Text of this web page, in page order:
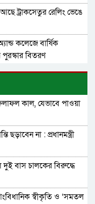
ট্রাকসেতুর রেলিং ভেঙে
কলেজে বার্ষিক
পুরস্কার বিতরণ
অভ্যন্তরে বিএসএফের
বাসায় চুরি, ৪ দিনেও
পুলিশ
বোনের লেখাপড়ার দায়িত্ব
নাসিম হোসাইনের
সেই দুই বাসের
কাল, যেভাবে পাওয়া
ছড়াবেন না : প্রধানমন্ত্রী
বাস চালকের বিরুদ্ধে
স্বীকৃতি ও ‘সমতল